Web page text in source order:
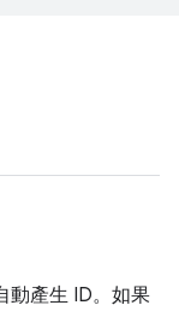
動產生 ID。如果